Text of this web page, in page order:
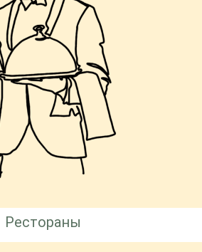
Рестораны